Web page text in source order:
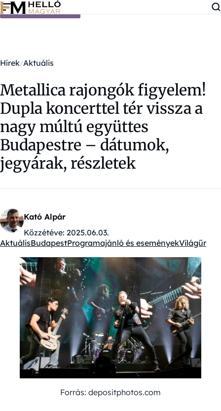
Ugrás a tartalomra
Hírek Aktuális
Metallica rajongók figyelem!
Dupla koncerttel tér vissza a
nagy múltú együttes
Budapestre – dátumok,
jegyárak, részletek
Kató Alpár
Közzétéve: 2025.06.03.
Kategóriák:
AktuálisBudapestProgramajánló és eseményekVilágűr
Forrás: depositphotos.com